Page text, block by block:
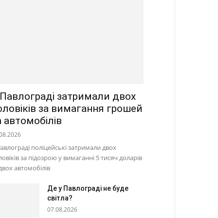
затримали двох
за вимагання грошей
автомобілів
поліцейські затримали двох
за підозрою у вимаганні 5 тисяч доларів
автомобілів
Де у Павлограді не буде
світла?
07.08.2026